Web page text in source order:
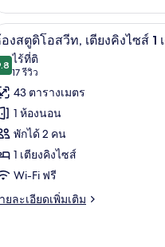
ป้องกันสารก่อภูมิแพ้, ผ้านวมขนเป็
ด
พถ่าย
หมด
ง
อง
ตู
ห้อ
11
งสตูดิโอสวีท, เตียงคิงไซส์ 1
9.8 จาก 10
ไร้ที่ติ
17 รีวิว
(17
รีวิว)
43 ตารางเมตร
1 ห้องนอน
พักได้ 2 คน
1 เตียงคิงไซส์
Wi-Fi ฟรี
ยละเอียดเพิ่มเติม
ย